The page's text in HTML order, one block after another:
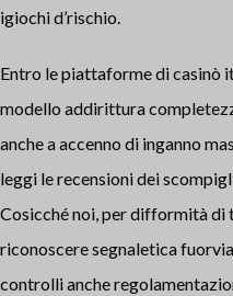
igiochi d’rischio.
Entro le piattaforme di casinò
modello addirittura
anche a accenno di inganno
leggi le recensioni dei
Cosicché noi, per difformità di
riconoscere segnaletica
controlli anche